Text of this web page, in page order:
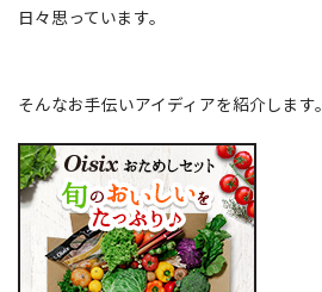
日々思っています。
そんなお手伝いアイディアを紹介します。